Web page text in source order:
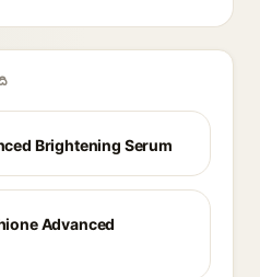
Brightening Serum
Advanced